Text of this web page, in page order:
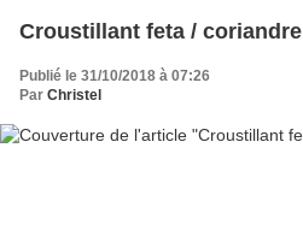
Croustillant feta / coriandre
Publié le 31/10/2018 à 07:26
Par Christel